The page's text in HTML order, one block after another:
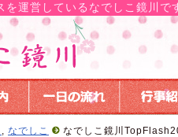
を運営しているなでしこ鏡川で
, なでしこ なでしこ鏡川